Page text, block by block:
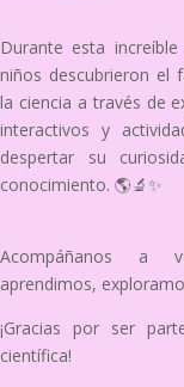
Durante esta
niños descubrieron el
la ciencia a través de
interactivos y
despertar su
conocimiento. 🌎🔬✨
Acompáñanos a
aprendimos,
¡Gracias por ser
científica!